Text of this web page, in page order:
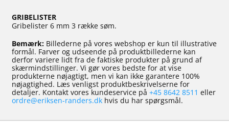
GRIBELISTER
Gribelister 6 mm 3 række søm.
Bemærk: Billederne på vores webshop er kun til illustrative
formål. Farver og udseende på produktbillederne kan
derfor variere lidt fra de faktiske produkter på grund af
skærmindstillinger. Vi gør vores bedste for at vise
produkterne nøjagtigt, men vi kan ikke garantere 100%
nøjagtighed. Læs venligst produktbeskrivelserne for
detaljer. Kontakt vores kundeservice på +45 8642 8511 eller
ordre@eriksen-randers.dk hvis du har spørgsmål.